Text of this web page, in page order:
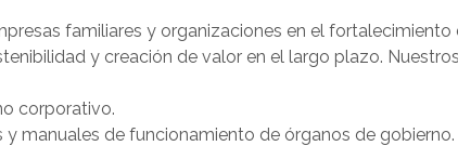
familiares y organizaciones en el
y creación de valor en el largo plazo.
corporativo.
manuales de funcionamiento de órganos de gobierno.